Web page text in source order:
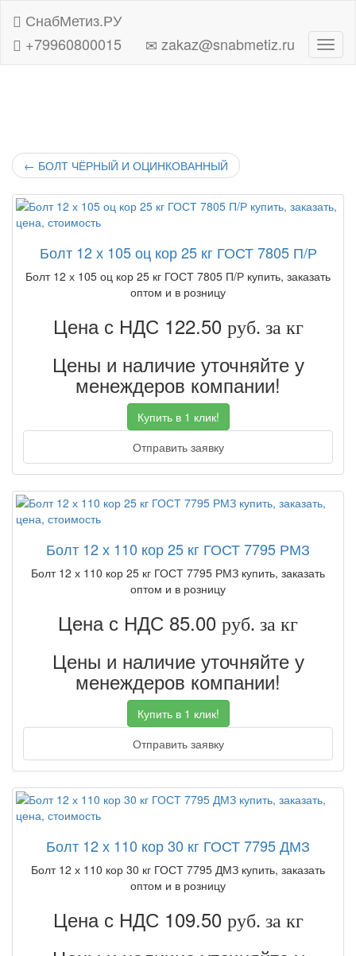
СнабМетиз.РУ
+79960800015
zakaz@snabmetiz.ru
← БОЛТ ЧЁРНЫЙ И ОЦИНКОВАННЫЙ
Болт 12 х 105 оц кор 25 кг ГОСТ 7805 П/Р
Болт 12 х 105 оц кор 25 кг ГОСТ 7805 П/Р купить, заказать
оптом и в розницу
Цена с НДС 122.50 руб. за кг
Цены и наличие уточняйте у
менеждеров компании!
Купить в 1 клик!
Отправить заявку
Болт 12 х 110 кор 25 кг ГОСТ 7795 РМЗ
Болт 12 х 110 кор 25 кг ГОСТ 7795 РМЗ купить, заказать
оптом и в розницу
Цена с НДС 85.00 руб. за кг
Цены и наличие уточняйте у
менеждеров компании!
Купить в 1 клик!
Отправить заявку
Болт 12 х 110 кор 30 кг ГОСТ 7795 ДМЗ
Болт 12 х 110 кор 30 кг ГОСТ 7795 ДМЗ купить, заказать
оптом и в розницу
Цена с НДС 109.50 руб. за кг